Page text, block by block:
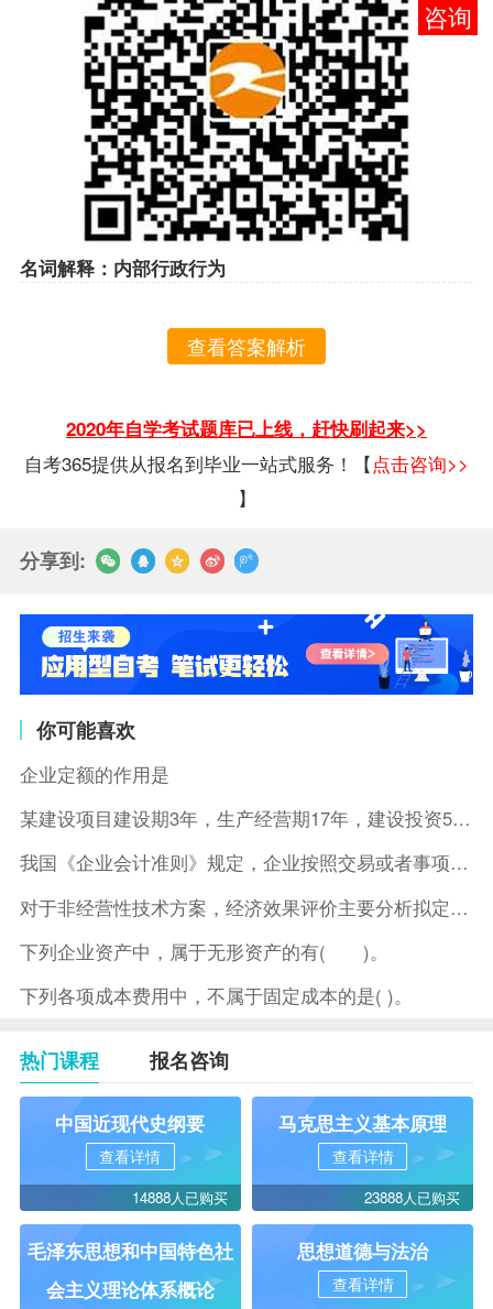
客服
名词解释：内部行政行为
查看答案解析
2020年自学考试题库已上线，赶快刷起来>>
自考365提供从报名到毕业一站式服务！【点击咨询>>
】
分享到:
你可能喜欢
企业定额的作用是
某建设项目建设期3年，生产经营期17年，建设投资5500万元
我国《企业会计准则》规定，企业按照交易或者事项的经济特征确定
对于非经营性技术方案，经济效果评价主要分析拟定方案的( )。
下列企业资产中，属于无形资产的有( )。
下列各项成本费用中，不属于固定成本的是( )。
热门课程 报名咨询
中国近现代史纲要
查看详情
14888人已购买
马克思主义基本原理
查看详情
23888人已购买
毛泽东思想和中国特色社
会主义理论体系概论
思想道德与法治
查看详情